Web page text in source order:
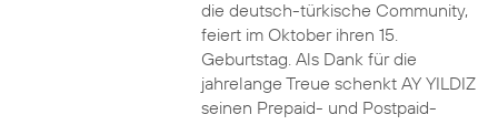
die deutsch-türkische Community,
feiert im Oktober ihren 15.
Geburtstag. Als Dank für die
jahrelange Treue schenkt AY YILDIZ
seinen Prepaid- und Postpaid-